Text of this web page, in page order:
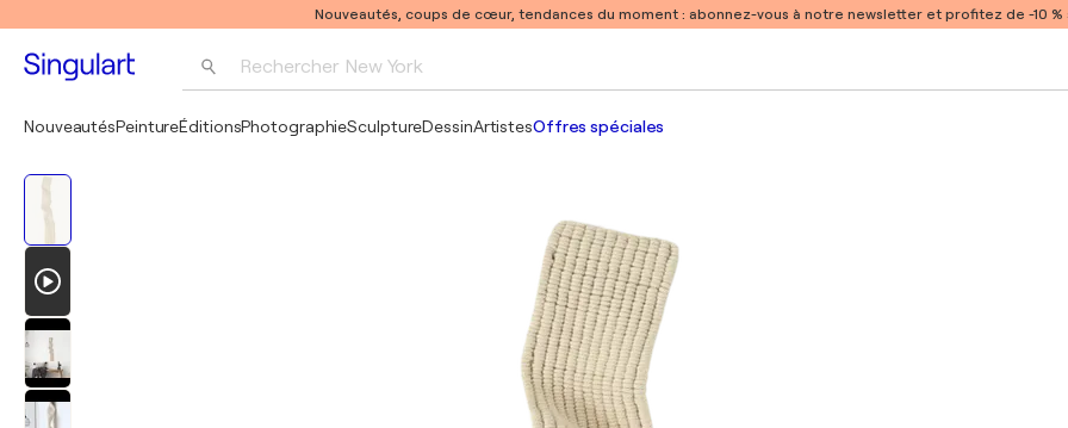
Nouveautés, coups de cœur, tendances du moment : abonnez-vous à notre newsletter et profitez de -10
Rechercher New York
NouveautésPeintureÉditionsPhotographieSculptureDessinArtistesOffres spéciales